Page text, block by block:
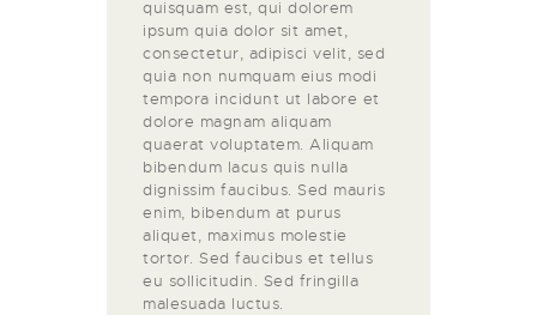
quisquam est, qui dolorem
ipsum quia dolor sit amet,
consectetur, adipisci velit, sed
quia non numquam eius modi
tempora incidunt ut labore et
dolore magnam aliquam
quaerat voluptatem. Aliquam
bibendum lacus quis nulla
dignissim faucibus. Sed mauris
enim, bibendum at purus
aliquet, maximus molestie
tortor. Sed faucibus et tellus
eu sollicitudin. Sed fringilla
malesuada luctus.